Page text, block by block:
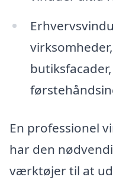
En professionel
har den
værktøjer til at